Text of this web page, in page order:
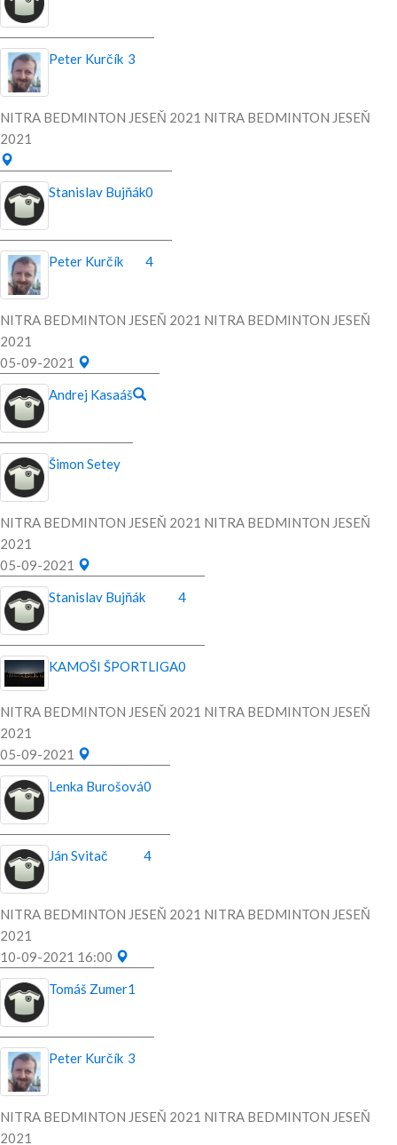
Peter Kurčík 3
NITRA BEDMINTON JESEŇ 2021 NITRA BEDMINTON JESEŇ
2021
Stanislav Bujňák0
Peter Kurčík 4
NITRA BEDMINTON JESEŇ 2021 NITRA BEDMINTON JESEŇ
2021
05-09-2021
Andrej Kasaáš
Šimon Setey
NITRA BEDMINTON JESEŇ 2021 NITRA BEDMINTON JESEŇ
2021
05-09-2021
Stanislav Bujňák
4
KAMOŠI ŠPORTLIGA0
NITRA BEDMINTON JESEŇ 2021 NITRA BEDMINTON JESEŇ
2021
05-09-2021
Lenka Burošová0
Ján Svitač 4
NITRA BEDMINTON JESEŇ 2021 NITRA BEDMINTON JESEŇ
2021
10-09-2021 16:00
Tomáš Zumer1
Peter Kurčík 3
NITRA BEDMINTON JESEŇ 2021 NITRA BEDMINTON JESEŇ
2021